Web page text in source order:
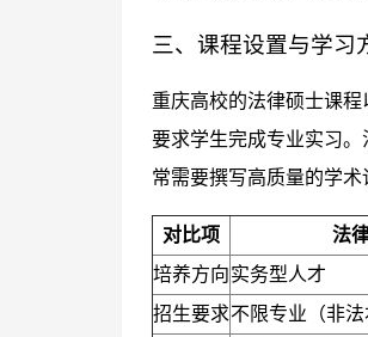
三、课程设置与学习
重庆高校的法律硕士课
要求学生完成专业实习
常需要撰写高质量的学术
对比项 法
培养方向实务型人才
招生要求不限专业（非法